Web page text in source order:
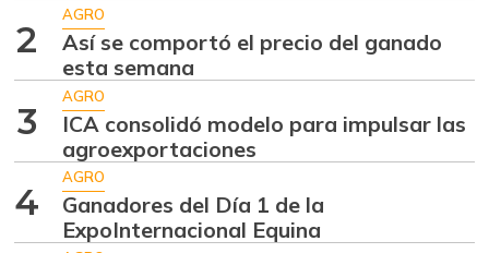
2
AGRO
Así se comportó el precio del ganado
esta semana
3
AGRO
ICA consolidó modelo para impulsar las
agroexportaciones
4
AGRO
Ganadores del Día 1 de la
ExpoInternacional Equina